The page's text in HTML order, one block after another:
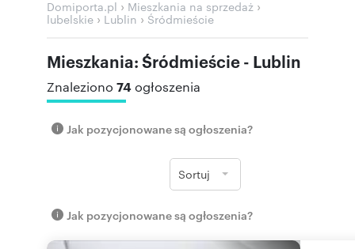
Domiporta.pl › Mieszkania na sprzedaż ›
lubelskie › Lublin › Śródmieście
Mieszkania: Śródmieście - Lublin
Znaleziono 74ogłoszenia
Jak pozycjonowane są ogłoszenia?
Sortuj
Jak pozycjonowane są ogłoszenia?